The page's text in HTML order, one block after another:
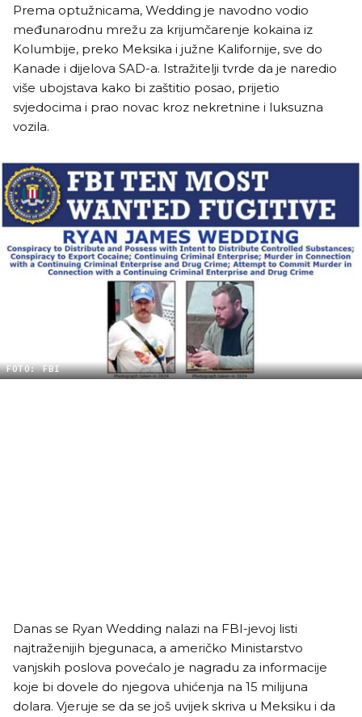
Prema optužnicama, Wedding je navodno vodio
međunarodnu mrežu za krijumčarenje kokaina iz
Kolumbije, preko Meksika i južne Kalifornije, sve do
Kanade i dijelova SAD-a. Istražitelji tvrde da je naredio
više ubojstava kako bi zaštitio posao, prijetio
svjedocima i prao novac kroz nekretnine i luksuzna
vozila.
FOTO: FBI
Danas se Ryan Wedding nalazi na FBI-jevoj listi
najtraženijih bjegunaca, a američko Ministarstvo
vanjskih poslova povećalo je nagradu za informacije
koje bi dovele do njegova uhićenja na 15 milijuna
dolara. Vjeruje se da se još uvijek skriva u Meksiku i da